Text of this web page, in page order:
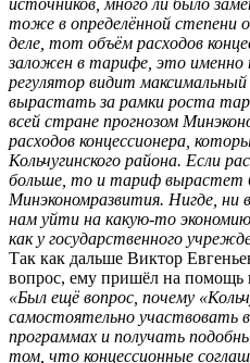
источников, много ли было
тоже в определённой степени
деле, тот объём расходов
заложен в тарифе, это
регулятор видит
вырастать за рамки роста
всей стране прогнозом
расходов концессионера,
Кольчугинского района. Если
больше, то и тариф вырастет
Минэкономразвития. Нигде, ни
нам уйти на какую-то
как у государственного
Так как дальше Виктор
вопрос, ему пришёл на помощь
«Был ещё вопрос, почему
самостоятельно участвовать
программах и получать
том, что концессионные